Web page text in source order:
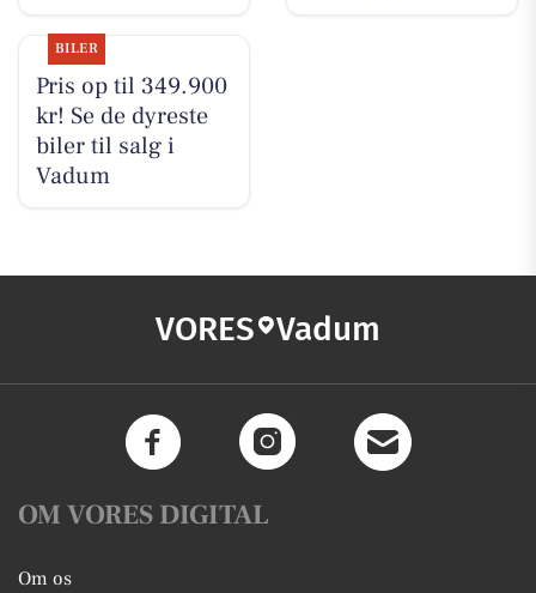
BILER
Pris op til 349.900
kr! Se de dyreste
biler til salg i
Vadum
VORES Vadum
OM VORES DIGITAL
Om os